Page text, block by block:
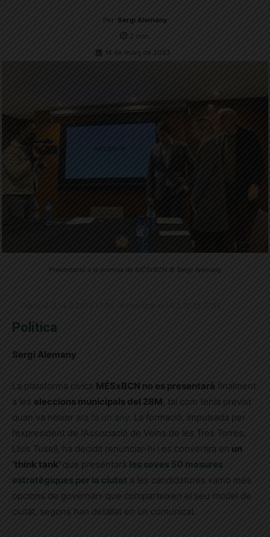
Per Sergi Alemany
2 min.
14 de març de 2023
Presentació a la premsa de MÉSxBCN © Sergi Alemany
Política
Sergi Alemany
La plataforma cívica MÉSxBCN no es presentarà finalment
a les eleccions municipals del 28M , tal com tenia previst
quan va néixer ara fa un any . La formació, impulsada per
l’expresident de l’Associació de Veïns de les Tres Torres,
Lluís Tusell, ha decidit renunciar-hi i es convertirà en un
‘think tank’ que presentarà les seves 50 mesures
estratègiques per la ciutat a les candidatures «amb més
opcions de governar» que comparteixen el seu model de
ciutat, segons han detallat en un comunicat.